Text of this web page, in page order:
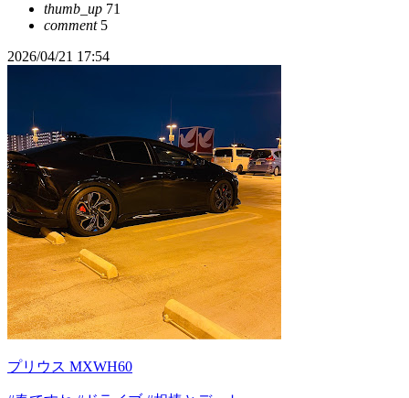
thumb_up 71
comment5
2026/04/21 17:54
プリウス MXWH60